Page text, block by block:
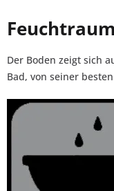
Der Boden zeigt sich
Bad, von seiner